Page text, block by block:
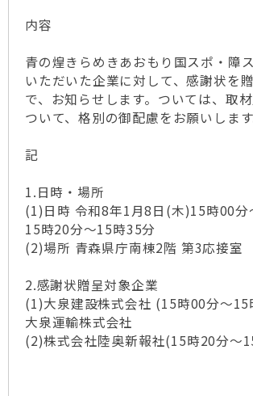
内容
青の煌きらめきあおもり国スポ・障
いただいた企業に対して、感謝状を
で、お知らせします。ついては、取
ついて、格別の御配慮をお願いします
記
1.日時・場所
(1)日時 令和8年1月8日(木)15時00分
15時20分～15時35分
(2)場所 青森県庁南棟2階 第3応接室
2.感謝状贈呈対象企業
(1)大泉建設株式会社 (15時00分～15
大泉運輸株式会社
(2)株式会社陸奥新報社(15時20分～